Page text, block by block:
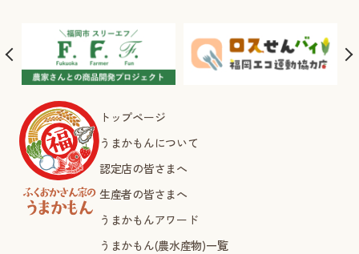
トップページ
うまかもんについて
認定店の皆さまへ
生産者の皆さまへ
うまかもんアワード
うまかもん(農水産物)一覧